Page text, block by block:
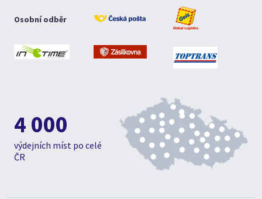
Osobní odběr
4 000
výdejních míst po celé
ČR